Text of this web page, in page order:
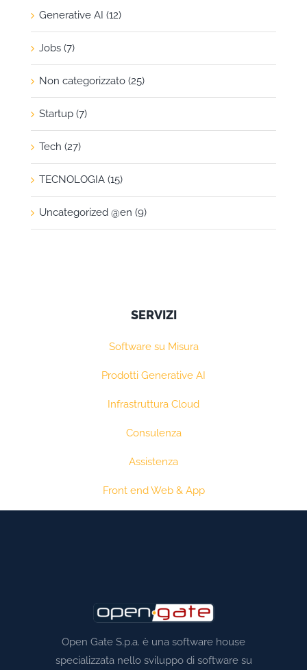
SERVIZI
Software su Misura
Prodotti Generative AI
Infrastruttura Cloud
Consulenza
Assistenza
Front end Web & App
Generative AI (12)
Jobs (7)
Non categorizzato (25)
Startup (7)
Tech (27)
TECNOLOGIA (15)
Uncategorized @en (9)
Open Gate S.p.a. è una software house
specializzata nello sviluppo di software su